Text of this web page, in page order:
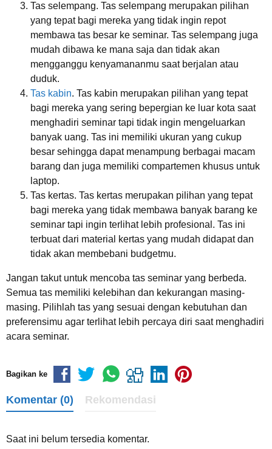
Tas selempang. Tas selempang merupakan pilihan
yang tepat bagi mereka yang tidak ingin repot
membawa tas besar ke seminar. Tas selempang juga
mudah dibawa ke mana saja dan tidak akan
mengganggu kenyamananmu saat berjalan atau
duduk.
Tas kabin. Tas kabin merupakan pilihan yang tepat
bagi mereka yang sering bepergian ke luar kota saat
menghadiri seminar tapi tidak ingin mengeluarkan
banyak uang. Tas ini memiliki ukuran yang cukup
besar sehingga dapat menampung berbagai macam
barang dan juga memiliki compartemen khusus untuk
laptop.
Tas kertas. Tas kertas merupakan pilihan yang tepat
bagi mereka yang tidak membawa banyak barang ke
seminar tapi ingin terlihat lebih profesional. Tas ini
terbuat dari material kertas yang mudah didapat dan
tidak akan membebani budgetmu.
Jangan takut untuk mencoba tas seminar yang berbeda.
Semua tas memiliki kelebihan dan kekurangan masing-
masing. Pilihlah tas yang sesuai dengan kebutuhan dan
preferensimu agar terlihat lebih percaya diri saat menghadiri
acara seminar.
Bagikan ke
Komentar (0) Rekomendasi
Saat ini belum tersedia komentar.